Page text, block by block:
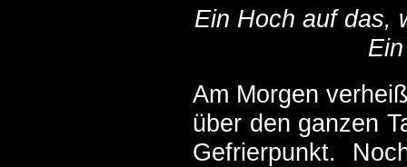
Ein Hoch auf das,
Am Morgen
über den ganzen
Gefrierpunkt.